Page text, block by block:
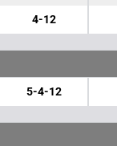
4-12
5-4-12